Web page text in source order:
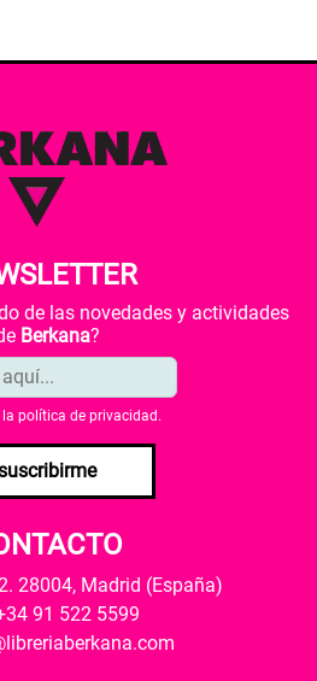
de las novedades y actividades
Berkana?
política de privacidad .
28004, Madrid (España)
91 522 5599